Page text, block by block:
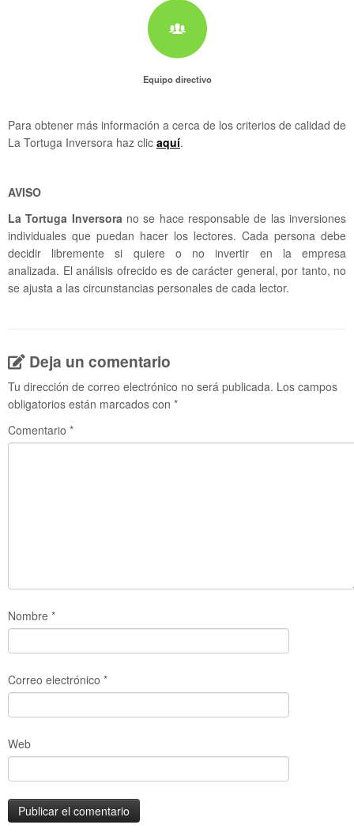
Equipo directivo
Para obtener más información a cerca de los criterios de calidad de
La Tortuga Inversora haz clic aquí.
AVISO
La Tortuga Inversora no se hace responsable de las inversiones
individuales que puedan hacer los lectores. Cada persona debe
decidir libremente si quiere o no invertir en la empresa
analizada. El análisis ofrecido es de carácter general, por tanto, no
se ajusta a las circunstancias personales de cada lector.
Deja un comentario
Tu dirección de correo electrónico no será publicada. Los campos
obligatorios están marcados con *
Comentario *
Nombre *
Correo electrónico *
Web